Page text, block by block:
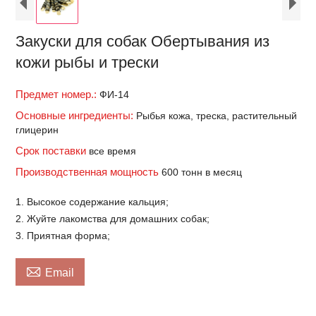
Закуски для собак Обертывания из
кожи рыбы и трески
Предмет номер.:ФИ-14
Основные ингредиенты: Рыбья кожа, треска, растительный
глицерин
Срок поставки все время
Производственная мощность600 тонн в месяц
1. Высокое содержание кальция;
2. Жуйте лакомства для домашних собак;
3. Приятная форма;
 Email